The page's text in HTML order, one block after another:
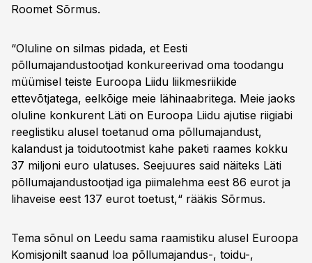
Roomet Sõrmus.
“Oluline on silmas pidada, et Eesti
põllumajandustootjad konkureerivad oma toodangu
müümisel teiste Euroopa Liidu liikmesriikide
ettevõtjatega, eelkõige meie lähinaabritega. Meie jaoks
oluline konkurent Läti on Euroopa Liidu ajutise riigiabi
reeglistiku alusel toetanud oma põllumajandust,
kalandust ja toidutootmist kahe paketi raames kokku
37 miljoni euro ulatuses. Seejuures said näiteks Läti
põllumajandustootjad iga piimalehma eest 86 eurot ja
lihaveise eest 137 eurot toetust,“ rääkis Sõrmus.
Tema sõnul on Leedu sama raamistiku alusel Euroopa
Komisjonilt saanud loa põllumajandus-, toidu-,